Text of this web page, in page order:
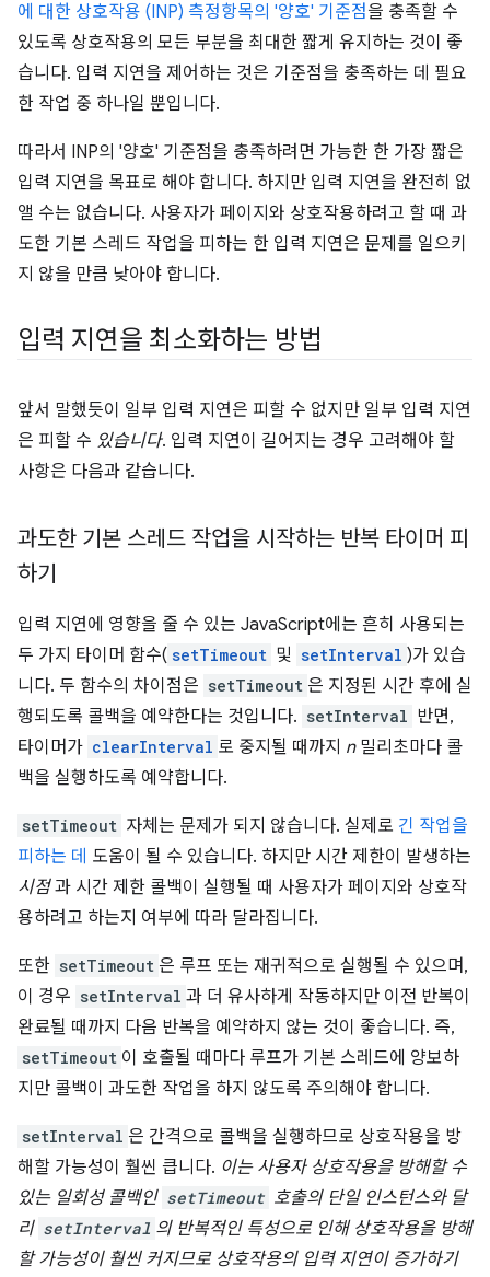
에 대한 상호작용 (INP) 측정항목의 '양호' 기준점을 충족할 수
있도록 상호작용의 모든 부분을 최대한 짧게 유지하는 것이 좋
습니다. 입력 지연을 제어하는 것은 기준점을 충족하는 데 필요
한 작업 중 하나일 뿐입니다.
따라서 INP의 '양호' 기준점을 충족하려면 가능한 한 가장 짧은
입력 지연을 목표로 해야 합니다. 하지만 입력 지연을 완전히 없
앨 수는 없습니다. 사용자가 페이지와 상호작용하려고 할 때 과
도한 기본 스레드 작업을 피하는 한 입력 지연은 문제를 일으키
지 않을 만큼 낮아야 합니다.
입력 지연을 최소화하는 방법
앞서 말했듯이 일부 입력 지연은 피할 수 없지만 일부 입력 지연
은 피할 수 있습니다. 입력 지연이 길어지는 경우 고려해야 할
사항은 다음과 같습니다.
과도한 기본 스레드 작업을 시작하는 반복 타이머 피
하기
입력 지연에 영향을 줄 수 있는 JavaScript에는 흔히 사용되는
두 가지 타이머 함수( setTimeout 및 setInterval )가 있습
니다. 두 함수의 차이점은 setTimeout 은 지정된 시간 후에 실
행되도록 콜백을 예약한다는 것입니다. setInterval 반면,
타이머가 clearInterval 로 중지될 때까지 n밀리초마다 콜
백을 실행하도록 예약합니다.
setTimeout 자체는 문제가 되지 않습니다. 실제로 긴 작업을
피하는 데 도움이 될 수 있습니다. 하지만 시간 제한이 발생하는
시점과 시간 제한 콜백이 실행될 때 사용자가 페이지와 상호작
용하려고 하는지 여부에 따라 달라집니다.
또한 setTimeout 은 루프 또는 재귀적으로 실행될 수 있으며,
이 경우 setInterval 과 더 유사하게 작동하지만 이전 반복이
완료될 때까지 다음 반복을 예약하지 않는 것이 좋습니다. 즉,
setTimeout 이 호출될 때마다 루프가 기본 스레드에 양보하
지만 콜백이 과도한 작업을 하지 않도록 주의해야 합니다.
setInterval 은 간격으로 콜백을 실행하므로 상호작용을 방
해할 가능성이 훨씬 큽니다. 이는 사용자 상호작용을 방해할 수
있는 일회성 콜백인 setTimeout 호출의 단일 인스턴스와 달
리 setInterval 의 반복적인 특성으로 인해 상호작용을 방해
할 가능성이 훨씬 커지므로 상호작용의 입력 지연이 증가하기